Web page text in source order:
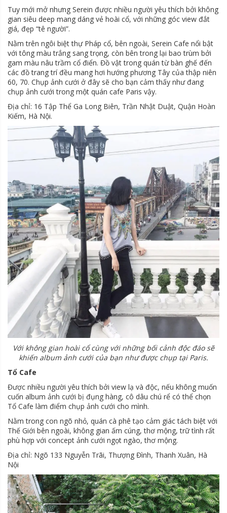
Tuy mới mở nhưng Serein được nhiều người yêu thích bởi không
gian siêu deep mang dáng vẻ hoài cổ, với những góc view đắt
giá, đẹp “tê người”.
Nằm trên ngôi biệt thự Pháp cổ, bên ngoài, Serein Cafe nổi bật
với tông màu trắng sang trọng, còn bên trong lại bao trùm bởi
gam màu nâu trầm cổ điển. Đồ vật trong quán từ bàn ghế đến
các đồ trang trí đều mang hơi hướng phương Tây của thập niên
60, 70. Chụp ảnh cưới ở đây sẽ cho bạn cảm thấy như đang
chụp ảnh cưới trong một quán cafe Paris vậy.
Địa chỉ: 16 Tập Thể Ga Long Biên, Trần Nhật Duật, Quận Hoàn
Kiếm, Hà Nội.
Với không gian hoài cổ cùng với những bối cảnh độc đáo sẽ
khiến album ảnh cưới của bạn như được chụp tại Paris.
Tổ Cafe
Được nhiều người yêu thích bởi view lạ và độc, nếu không muốn
cuốn album ảnh cưới bị đụng hàng, cô dâu chú rể có thể chọn
Tổ Cafe làm điểm chụp ảnh cưới cho mình.
Nằm trong con ngõ nhỏ, quán cà phê tạo cảm giác tách biệt với
Thế Giới bên ngoài, không gian ấm cúng, thơ mộng, trữ tình rất
phù hợp với concept ảnh cưới ngọt ngào, thơ mộng.
Địa chỉ: Ngõ 133 Nguyễn Trãi, Thượng Đình, Thanh Xuân, Hà
Nội